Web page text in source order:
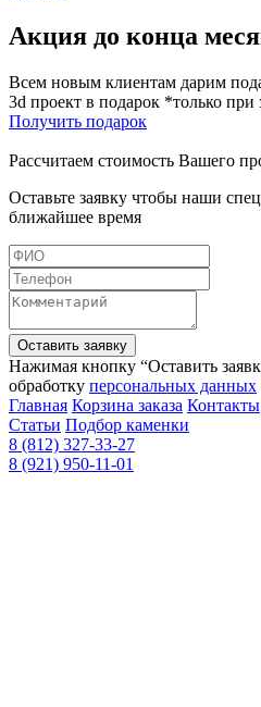
Акция до конца
Всем новым клиентам дарим
3d проект в подарок *только при
Получить подарок
Рассчитаем стоимость Вашего
Оставьте заявку чтобы наши
ближайшее время
Оставить заявку
Нажимая кнопку “Оставить
обработку персональных данных
Главная Корзина заказа Контакты
Статьи Подбор каменки
8 (812) 327-33-27
8 (921) 950-11-01